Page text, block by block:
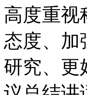
高度重视
态度、加
研究、更